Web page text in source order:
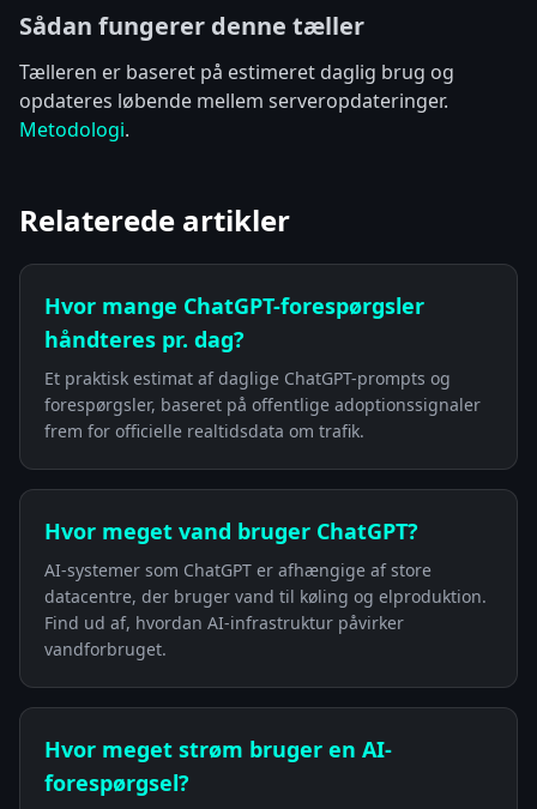
Sådan fungerer denne tæller
Tælleren er baseret på estimeret daglig brug og
opdateres løbende mellem serveropdateringer.
Metodologi.
Relaterede artikler
Hvor mange ChatGPT-forespørgsler
håndteres pr. dag?
Et praktisk estimat af daglige ChatGPT-prompts og
forespørgsler, baseret på offentlige adoptionssignaler
frem for officielle realtidsdata om trafik.
Hvor meget vand bruger ChatGPT?
AI-systemer som ChatGPT er afhængige af store
datacentre, der bruger vand til køling og elproduktion.
Find ud af, hvordan AI-infrastruktur påvirker
vandforbruget.
Hvor meget strøm bruger en AI-
forespørgsel?